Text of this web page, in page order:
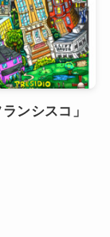
ンシスコ」